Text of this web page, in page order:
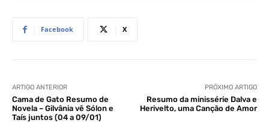
Facebook X
ARTIGO ANTERIOR
Cama de Gato Resumo de
Novela – Gilvânia vê Sólon e
Taís juntos (04 a 09/01)
PRÓXIMO ARTIGO
Resumo da minissérie Dalva e
Herivelto, uma Canção de Amor